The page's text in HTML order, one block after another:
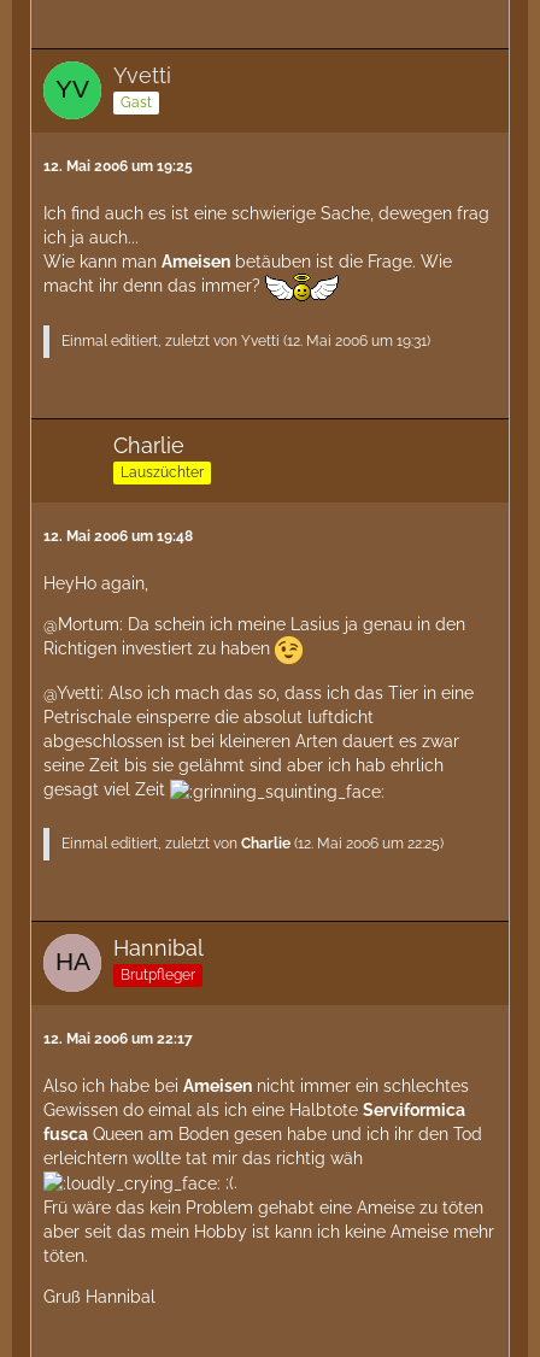
Yvetti
Gast
12. Mai 2006 um 19:25
Ich find auch es ist eine schwierige Sache, dewegen frag
ich ja auch...
Wie kann man Ameisen betäuben ist die Frage. Wie
macht ihr denn das immer?
Einmal editiert, zuletzt von Yvetti (12. Mai 2006 um 19:31)
Charlie
Lauszüchter
12. Mai 2006 um 19:48
HeyHo again,
@Mortum: Da schein ich meine Lasius ja genau in den
Richtigen investiert zu haben
@Yvetti: Also ich mach das so, dass ich das Tier in eine
Petrischale einsperre die absolut luftdicht
abgeschlossen ist bei kleineren Arten dauert es zwar
seine Zeit bis sie gelähmt sind aber ich hab ehrlich
gesagt viel Zeit
Einmal editiert, zuletzt von Charlie (12. Mai 2006 um 22:25)
Hannibal
Brutpfleger
12. Mai 2006 um 22:17
Also ich habe bei Ameisen nicht immer ein schlechtes
Gewissen do eimal als ich eine Halbtote Serviformica
fusca Queen am Boden gesen habe und ich ihr den Tod
erleichtern wollte tat mir das richtig wäh
;(.
Frü wäre das kein Problem gehabt eine Ameise zu töten
aber seit das mein Hobby ist kann ich keine Ameise mehr
töten.
Gruß Hannibal